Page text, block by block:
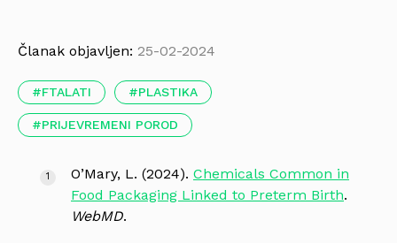
Članak objavljen: 25-02-2024
FTALATI PLASTIKA
PRIJEVREMENI POROD
O’Mary, L. (2024). Chemicals Common in
Food Packaging Linked to Preterm Birth.
WebMD.